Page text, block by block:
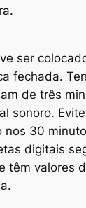
ser
fechada.
de três
sonoro.
nos 30
digitais
têm valores